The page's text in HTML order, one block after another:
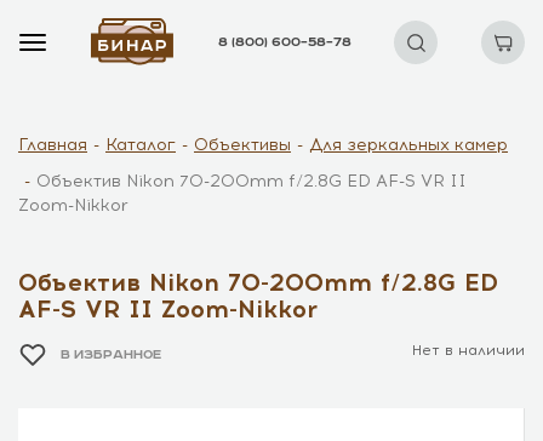
8 (800) 600–58–78
Главная Каталог Объективы
Для зеркальных камер
Объектив Nikon 70-200mm f/2.8G ED AF-S VR II
Zoom-Nikkor
Объектив Nikon 70-200mm f/2.8G ED
AF-S VR II Zoom-Nikkor
В ИЗБРАННОЕ Нет в наличии